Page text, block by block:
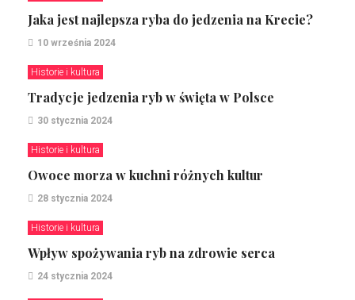
Jaka jest najlepsza ryba do jedzenia na Krecie?
10 września 2024
Historie i kultura
Tradycje jedzenia ryb w święta w Polsce
30 stycznia 2024
Historie i kultura
Owoce morza w kuchni różnych kultur
28 stycznia 2024
Historie i kultura
Wpływ spożywania ryb na zdrowie serca
24 stycznia 2024